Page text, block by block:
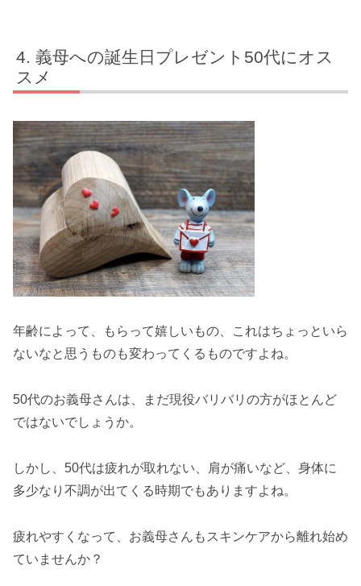
義母への誕生日プレゼント50代にオス
スメ
年齢によって、もらって嬉しいもの、これはちょっといら
ないなと思うものも変わってくるものですよね。
50代のお義母さんは、まだ現役バリバリの方がほとんど
ではないでしょうか。
しかし、50代は疲れが取れない、肩が痛いなど、身体に
多少なり不調が出てくる時期でもありますよね。
疲れやすくなって、お義母さんもスキンケアから離れ始め
ていませんか？